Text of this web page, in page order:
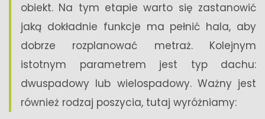
obiekt. Na tym etapie warto się zastanowić
jaką dokładnie funkcje ma pełnić hala, aby
dobrze rozplanować metraż. Kolejnym
istotnym parametrem jest typ dachu:
dwuspadowy lub wielospadowy. Ważny jest
również rodzaj poszycia, tutaj wyróżniamy: